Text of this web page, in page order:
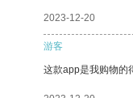
2023-12-20
游客
这款app是我购物的